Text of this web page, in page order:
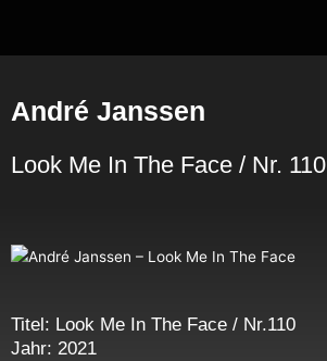
springen
André Janssen
Look Me In The Face / Nr. 110
Titel: Look Me In The Face / Nr.110
Jahr: 2021